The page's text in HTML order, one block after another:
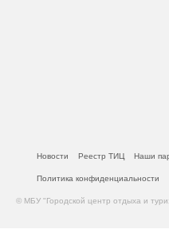
Новости Реестр ТИЦ Наши
Политика конфиденциальности
© МБУ "Городской центр отдыха и